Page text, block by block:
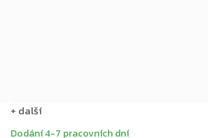
Dodání 4-7 pracovních dní
+ další